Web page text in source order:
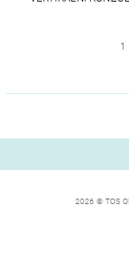
1
2026 © TOS